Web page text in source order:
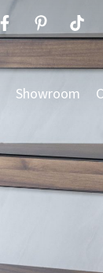
Showroom